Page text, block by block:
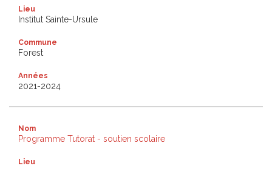
Lieu
Institut Sainte-Ursule
Commune
Forest
Années
2021-2024
Nom
Programme Tutorat - soutien scolaire
Lieu